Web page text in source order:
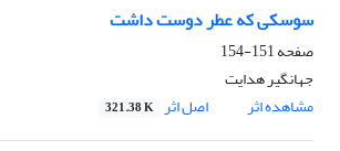
سوسکی که عطر دوست داشت
صفحه151-154
جهانگیر هدایت
مشاهده اثر
اصل اثر 321.38 K